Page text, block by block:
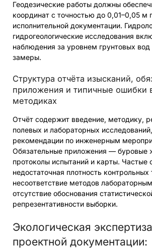
Геодезические работы должны
координат с точностью до 0,01–0,05 м
исполнительной документации.
гидрогеологические исследования
наблюдения за уровнем грунтовых вод
замеры.
Структура отчёта изысканий,
приложения и типичные ошибки
методиках
Отчёт содержит введение, методику,
полевых и лабораторных
рекомендации по инженерным
Обязательные приложения — буровые
протоколы испытаний и карты. Частые
недостаточная плотность контрольных
несоответствие методов
отсутствие обоснования
репрезентативности выборки.
Экологическая
проектной документации: